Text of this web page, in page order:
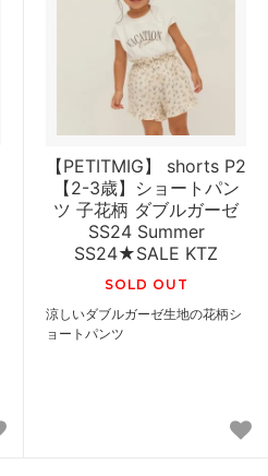
【PETITMIG】 shorts P2
【2-3歳】ショートパン
ツ 子花柄 ダブルガーゼ
SS24 Summer
SS24★SALE KTZ
SOLD OUT
涼しいダブルガーゼ生地の花柄シ
ョートパンツ